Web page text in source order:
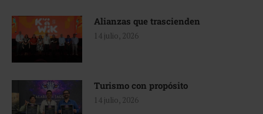
Alianzas que trascienden
14 julio, 2026
Turismo con propósito
14 julio, 2026